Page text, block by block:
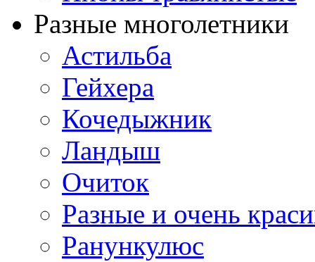
Разные многолетники
Астильба
Гейхера
Кочедыжник
Ландыш
Очиток
Разные и очень
Ранункулюс